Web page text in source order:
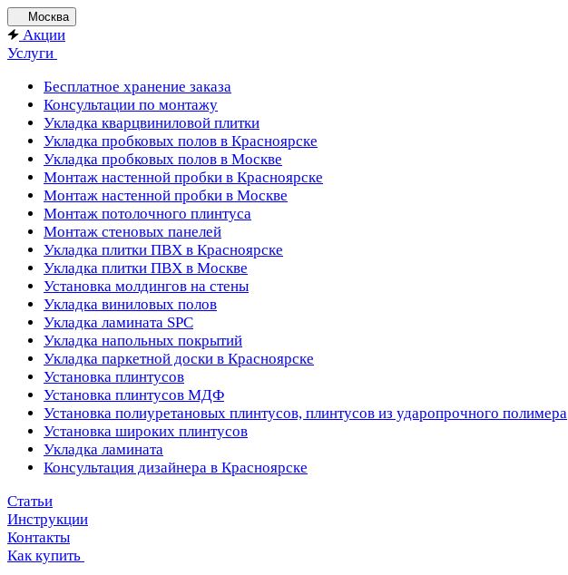
Москва
Акции
Услуги
Бесплатное хранение заказа
Консультации по монтажу
Укладка кварцвиниловой плитки
Укладка пробковых полов в Красноярске
Укладка пробковых полов в Москве
Монтаж настенной пробки в Красноярске
Монтаж настенной пробки в Москве
Монтаж потолочного плинтуса
Монтаж стеновых панелей
Укладка плитки ПВХ в Красноярске
Укладка плитки ПВХ в Москве
Установка молдингов на стены
Укладка виниловых полов
Укладка ламината SPC
Укладка напольных покрытий
Укладка паркетной доски в Красноярске
Установка плинтусов
Установка плинтусов МДФ
Установка полиуретановых плинтусов, плинтусов из ударопрочного полимера
Установка широких плинтусов
Укладка ламината
Консультация дизайнера в Красноярске
Статьи
Инструкции
Контакты
Как купить